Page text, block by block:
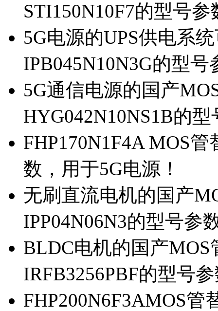
STI150N10F7的型号参
5G电源的UPS供电系
IPB045N10N3G的型号
5G通信电源的国产
HYG042N10NS1B的
FHP170N1F4A MOS
数，用于5G电源！
无刷直流电机的国产
IPP04N06N3的型号参
BLDC电机的国产MOS
IRFB3256PBF的型号
FHP200N6F3AMOS管